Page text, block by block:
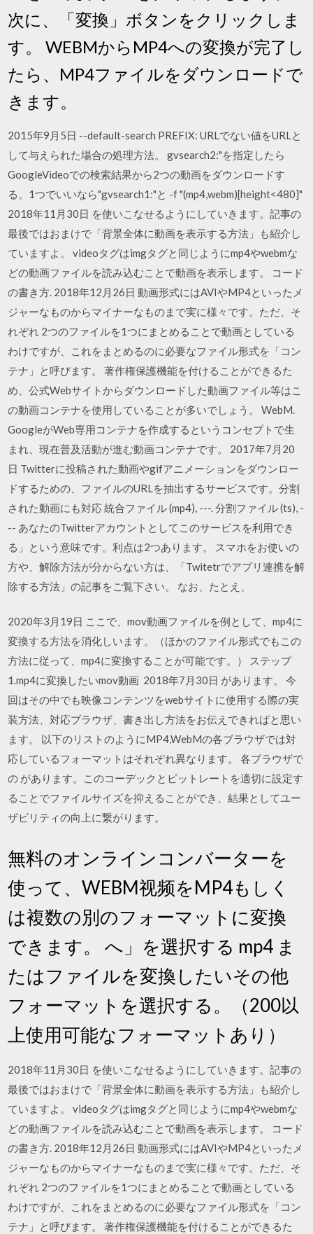
次に、「変換」ボタンをクリックしま
す。 WEBMからMP4への変換が完了し
たら、MP4ファイルをダウンロードで
きます。
2015年9月5日 --default-search PREFIX: URLでない値をURLと
して与えられた場合の処理方法。 gvsearch2:"を指定したら
GoogleVideoでの検索結果から2つの動画をダウンロードす
る。1つでいいなら"gvsearch1:"と -f "(mp4,webm)[height<480]"
2018年11月30日 を使いこなせるようにしていきます。記事の
最後ではおまけで「背景全体に動画を表示する方法」も紹介し
ていますよ。 videoタグはimgタグと同じようにmp4やwebmな
どの動画ファイルを読み込むことで動画を表示します。 コード
の書き方. 2018年12月26日 動画形式にはAVIやMP4といったメ
ジャーなものからマイナーなものまで実に様々です。ただ、そ
れぞれ 2つのファイルを1つにまとめることで動画としている
わけですが、これをまとめるのに必要なファイル形式を「コン
テナ」と呼びます。 著作権保護機能を付けることができるた
め、公式Webサイトからダウンロードした動画ファイル等はこ
の動画コンテナを使用していることが多いでしょう。 WebM.
GoogleがWeb専用コンテナを作成するというコンセプトで生
まれ、現在普及活動が進む動画コンテナです。 2017年7月20
日 Twitterに投稿された動画やgifアニメーションをダウンロー
ドするための、ファイルのURLを抽出するサービスです。分割
された動画にも対応 統合ファイル (mp4), ---. 分割ファイル (ts), -
-- あなたのTwitterアカウントとしてこのサービスを利用でき
る」という意味です。利点は2つあります。 スマホをお使いの
方や、解除方法が分からない方は、「Twitetrでアプリ連携を解
除する方法」の記事をご覧下さい。 なお、たとえ、
2020年3月19日 ここで、mov動画ファイルを例として、mp4に
変換する方法を消化しいます。（ほかのファイル形式でもこの
方法に従って、mp4に変換することが可能です。） ステップ
1.mp4に変換したいmov動画 2018年7月30日 があります。 今
回はその中でも映像コンテンツをwebサイトに使用する際の実
装方法、対応ブラウザ、書き出し方法をお伝えできればと思い
ます。 以下のリストのようにMP4,WebMの各ブラウザでは対
応しているフォーマットはそれぞれ異なります。 各ブラウザで
の があります。このコーデックとビットレートを適切に設定す
ることでファイルサイズを抑えることができ、結果としてユー
ザビリティの向上に繋がります。
無料のオンラインコンバーターを
使って、WEBM视频をMP4もしく
は複数の別のフォーマットに変換
できます。 へ」を選択する mp4 ま
たはファイルを変換したいその他
フォーマットを選択する。（200以
上使用可能なフォーマットあり）
2018年11月30日 を使いこなせるようにしていきます。記事の
最後ではおまけで「背景全体に動画を表示する方法」も紹介し
ていますよ。 videoタグはimgタグと同じようにmp4やwebmな
どの動画ファイルを読み込むことで動画を表示します。 コード
の書き方. 2018年12月26日 動画形式にはAVIやMP4といったメ
ジャーなものからマイナーなものまで実に様々です。ただ、そ
れぞれ 2つのファイルを1つにまとめることで動画としている
わけですが、これをまとめるのに必要なファイル形式を「コン
テナ」と呼びます。 著作権保護機能を付けることができるた